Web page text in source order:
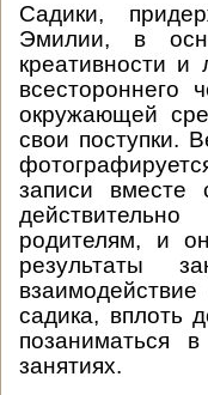
Садики,
Эмилии, в
креативности и
всестороннего
окружающей
свои поступки.
записи вместе
родителям, и
результаты
садика, вплоть
позаниматься
занятиях.